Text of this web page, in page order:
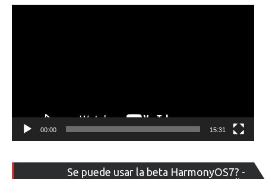
00:00 15:31
Se puede usar la beta HarmonyOS7? -